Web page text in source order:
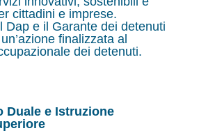
cittadini e imprese.
Dap e il Garante dei detenuti
finalizzata al
dei detenuti.
Duale e Istruzione